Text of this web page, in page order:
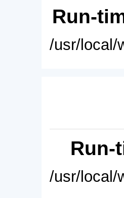
Run-
/usr/local/
Run-
/usr/local/